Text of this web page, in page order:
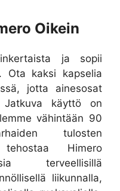
Oikein
ja sopii
Ota kaksi kapselia
jotta ainesosat
Jatkuva käyttö on
vähintään 90
tulosten
Himero
terveellisillä
liikunnalla,